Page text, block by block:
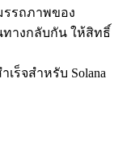
รรถภาพของ
ทางกลับกัน ให้สิทธิ์
ร็จสําหรับ Solana